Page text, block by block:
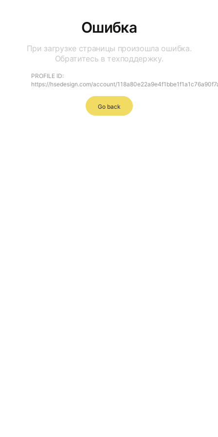
Ошибка
При загрузке страницы произошла ошибка.
Обратитесь в техподдержку.
PROFILE ID:
https://hsedesign.com/account/
Go back